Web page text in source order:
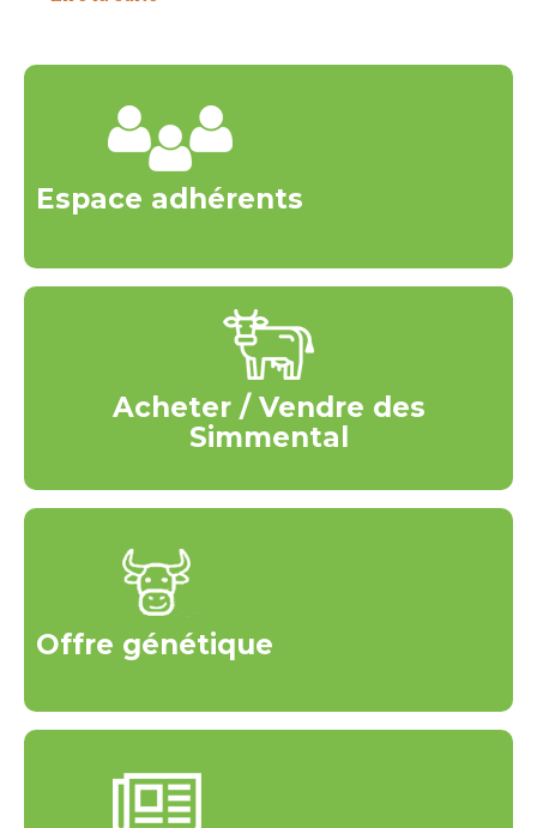
Espace adhérents
Acheter / Vendre des
Simmental
Offre génétique